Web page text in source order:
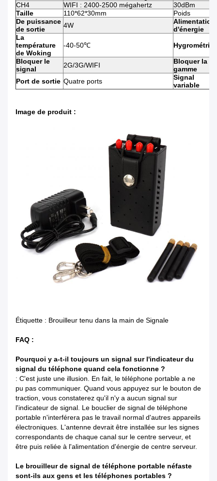
CH4
WIFI : 2400-2500 mégahertz
30dBm
Taille
110*62*30mm
Poids
De puissance
de sortie
4W
Alimentation
d'énergie
La
température
de Woking
-40-50℃ Hygrométrie
Bloquer le
signal
2G/3G/WIFI
Bloquer la
gamme
Port de sortie Quatre ports
Signal
variable
Image de produit :
Étiquette : Brouilleur tenu dans la main de Signale
FAQ :
Pourquoi y a-t-il toujours un signal sur l'indicateur du
signal du téléphone quand cela fonctionne ?
: C'est juste une illusion. En fait, le téléphone portable a ne
pu pas communiquer. Quand vous appuyez sur le bouton de
traction, vous constaterez qu'il n'y a aucun signal sur
l'indicateur de signal. Le bouclier de signal de téléphone
portable n'interférera pas le travail normal d'autres appareils
électroniques. L'antenne devrait être installée sur les signes
correspondants de chaque canal sur le centre serveur, et
être puis reliée à l'alimentation d'énergie de centre serveur.
Le brouilleur de signal de téléphone portable néfaste
sont-ils aux gens et les téléphones portables ?